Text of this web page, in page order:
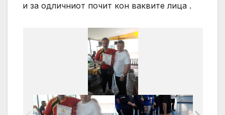
и за одличниот почит кон ваквите лица .